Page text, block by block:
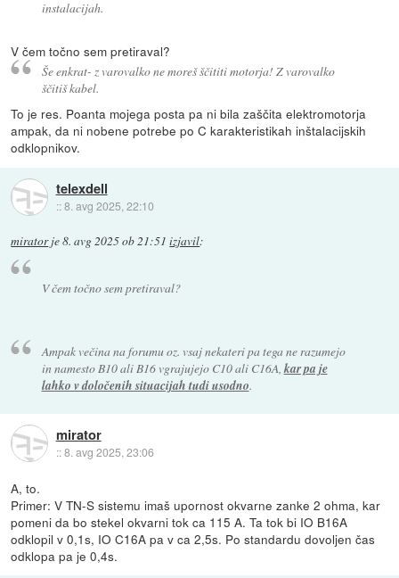
instalacijah.
V čem točno sem pretiraval?
Še enkrat- z varovalko ne moreš ščititi motorja! Z varovalko
ščitiš kabel.
To je res. Poanta mojega posta pa ni bila zaščita elektromotorja
ampak, da ni nobene potrebe po C karakteristikah inštalacijskih
odklopnikov.
telexdell
::8. avg 2025, 22:10
miratorje8. avg 2025 ob 21:51 izjavil:
V čem točno sem pretiraval?
Ampak večina na forumu oz. vsaj nekateri pa tega ne razumejo
in namesto B10 ali B16 vgrajujejo C10 ali C16A, kar pa je
lahko v določenih situacijah tudi usodno.
mirator
::8. avg 2025, 23:06
A, to.
Primer: V TN-S sistemu imaš upornost okvarne zanke 2 ohma, kar
pomeni da bo stekel okvarni tok ca 115 A. Ta tok bi IO B16A
odklopil v 0,1s, IO C16A pa v ca 2,5s. Po standardu dovoljen čas
odklopa pa je 0,4s.